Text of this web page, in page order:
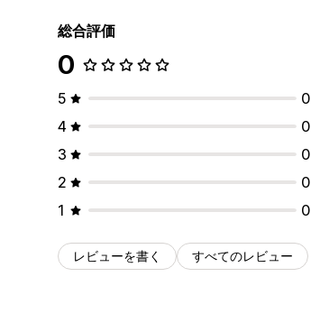
総合評価
0
5
0
4
0
3
0
2
0
1
0
レビューを書く すべてのレビュー